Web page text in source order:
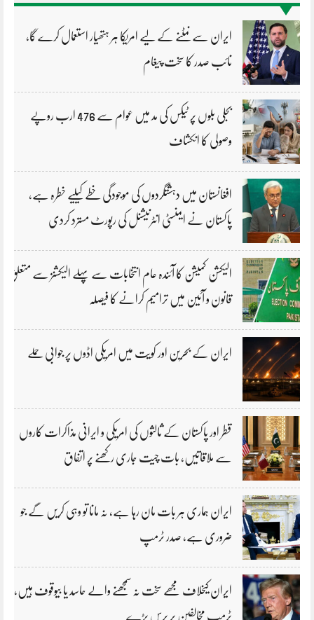
ایران سے نمٹنے کے لیے امریکا ہر ہتھیار استعمال کرے گا،
نائب صدر کا سخت پیغام
بجلی بلوں پر ٹیکس کی مد میں عوام سے 476 ارب روپے
وصولی کا انکشاف
افغانستان میں دہشتگردوں کی موجودگی خطے کیلیے خطرہ ہے،
پاکستان نے ایمنسٹی انٹرنیشنل کی رپورٹ مسترد کردی
الیکشن کمیشن کا آئندہ عام انتخابات سے پہلے الیکشنز سے متعلق
قانون و آئین میں ترامیم کرانے کا فیصلہ
ایران کے بحرین اور کویت میں امریکی اڈوں پر جوابی حملے
قطر اور پاکستان کے ثالثوں کی امریکی و ایرانی مذاکرات کاروں
سے ملاقاتیں، بات چیت جاری رکھنے پر اتفاق
ایران ہماری ہر بات مان رہا ہے، نہ مانا تو وہی کریں گے جو
ضروری ہے، صدر ٹرمپ
ایران کیخلاف مجھے سخت نہ سمجھنے والے حاسد یا بیوقوف ہیں،
ٹرمپ مخالفین پر برس پڑے